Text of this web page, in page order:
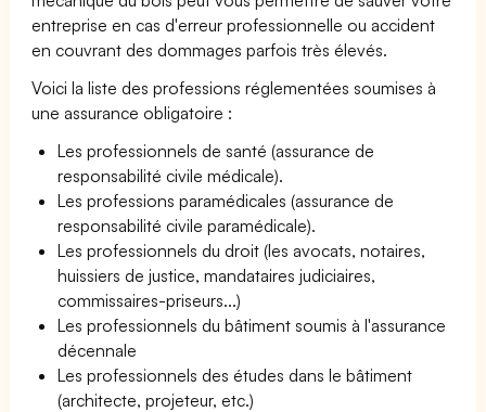
entreprise en cas d'erreur professionnelle ou accident
en couvrant des dommages parfois très élevés.
Voici la liste des professions réglementées soumises à
une assurance obligatoire :
Les professionnels de santé (assurance de
responsabilité civile médicale).
Les professions paramédicales (assurance de
responsabilité civile paramédicale).
Les professionnels du droit (les avocats, notaires,
huissiers de justice, mandataires judiciaires,
commissaires-priseurs...)
Les professionnels du bâtiment soumis à l'assurance
décennale
Les professionnels des études dans le bâtiment
(architecte, projeteur, etc.)